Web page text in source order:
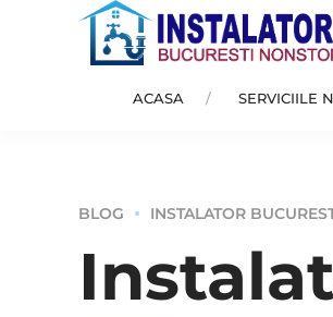
ACASA SERVICIILE
BLOG INSTALATOR